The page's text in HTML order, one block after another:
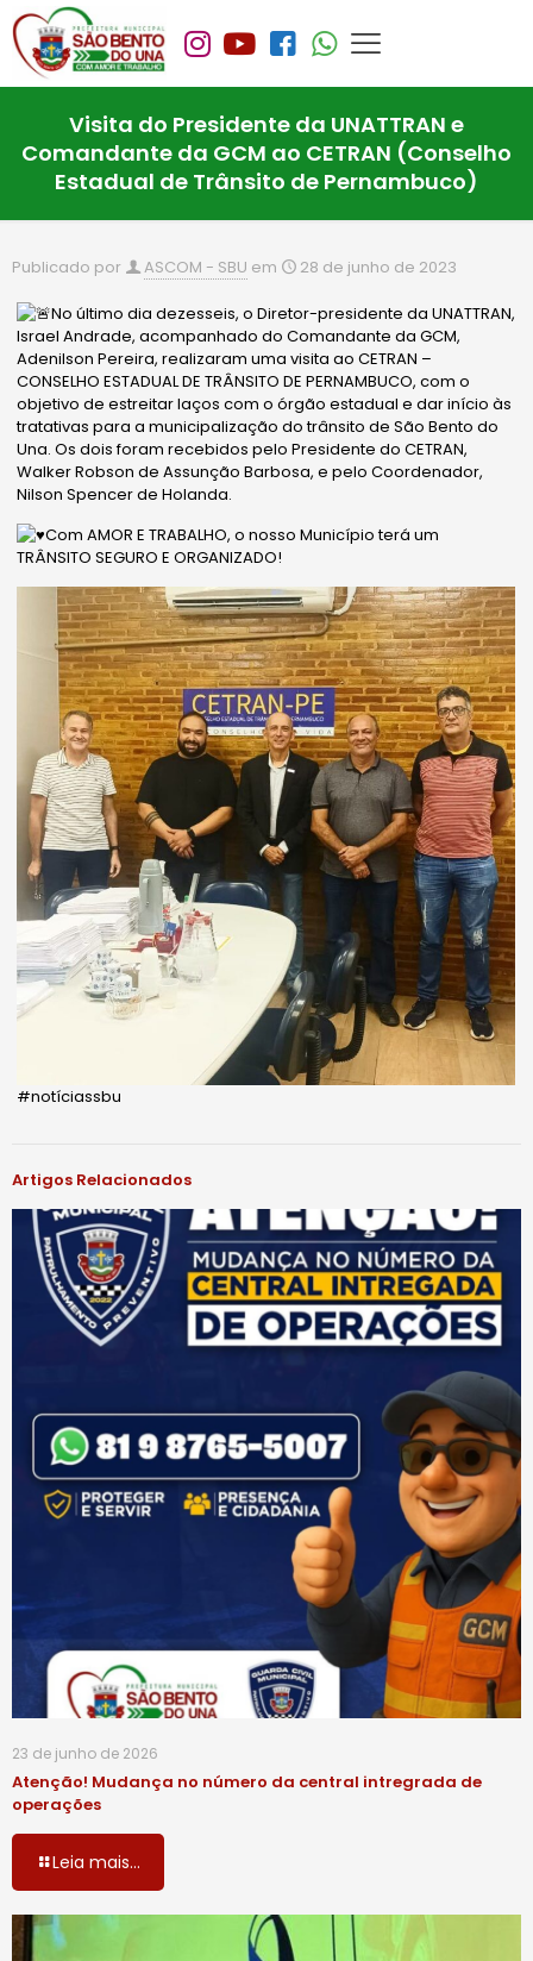
Visita do Presidente da UNATTRAN e
Comandante da GCM ao CETRAN (Conselho
Estadual de Trânsito de Pernambuco)
Publicado por ASCOM - SBU em 28 de junho de 2023
No último dia dezesseis, o Diretor-presidente da UNATTRAN,
Israel Andrade, acompanhado do Comandante da GCM,
Adenilson Pereira, realizaram uma visita ao CETRAN –
CONSELHO ESTADUAL DE TRÂNSITO DE PERNAMBUCO, com o
objetivo de estreitar laços com o órgão estadual e dar início às
tratativas para a municipalização do trânsito de São Bento do
Una. Os dois foram recebidos pelo Presidente do CETRAN,
Walker Robson de Assunção Barbosa, e pelo Coordenador,
Nilson Spencer de Holanda.
Com AMOR E TRABALHO, o nosso Município terá um
TRÂNSITO SEGURO E ORGANIZADO!
#notíciassbu
Artigos Relacionados
23 de junho de 2026
Atenção! Mudança no número da central intregrada de
operações
Leia mais...